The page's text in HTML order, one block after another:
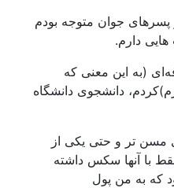
پسرهای جوان متوجه بودم
دارم.
(به این معنی که
دانشجوی دانشگاه
مسن تر و حتی یکی از
با آنها سکس داشته
که به من پول